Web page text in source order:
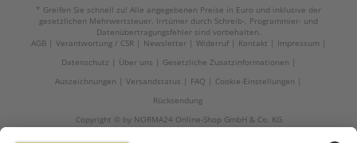
* Greifen Sie schnell zu! Alle angegebenen Preise in Euro und inklusive der
gesetzlichen Mehrwertsteuer. Irrtümer durch Schreib-, Programmier- und
Datenübertragungsfehler sind vorbehalten.
AGB
Verantwortung / CSR Newsletter Widerruf Kontakt
Impressum
Datenschutz
Über uns
Gesetzliche Zusatzinformationen
Auszeichnungen
Versandstatus FAQ
Cookie-Einstellungen
Rücksendung
Copyright © by NORMA24 Online-Shop GmbH & Co. KG